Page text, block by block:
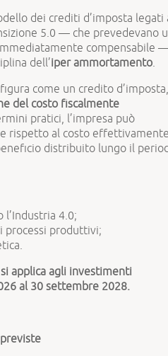
dei crediti d’imposta legati
5.0 — che prevedevano
compensabile
dell’iper ammortamento.
come un credito d’imposta,
del costo fiscalmente
pratici, l’impresa può
rispetto al costo
distribuito lungo il
4.0;
processi produttivi;
applica agli investimenti
al 30 settembre 2028.